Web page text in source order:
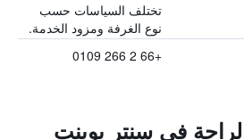
تختلف السياسات حسب
نوع الغرفة ومزود الخدمة.
+66 2 266 0109
في سنتر بوينت